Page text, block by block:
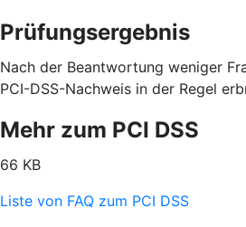
Prüfungsergebnis
Nach der Beantwortung weniger
PCI-DSS-Nachweis in der Regel
Mehr zum PCI DSS
66 KB
Liste von FAQ zum PCI DSS